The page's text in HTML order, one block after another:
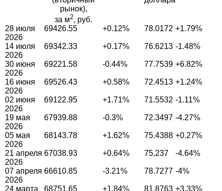
рынок),
за м2, руб.
28 июля
2026
69426.55 +0.12% 78.0172 +1.79%
14 июля
2026
69342.33 +0.17% 76.6213 -1.48%
30 июня
2026
69221.58 -0.44% 77.7539 +6.82%
16 июня
2026
69526.43 +0.58% 72.4513 +1.24%
02 июня
2026
69122.95 +1.71% 71.5532 -1.11%
19 мая
2026
67939.88 -0.3% 72.3497 -4.27%
05 мая
2026
68143.78 +1.62% 75.4388 +0.27%
21 апреля
2026
67038.93 +0.64% 75.237 -4.64%
07 апреля
2026
66610.85 -3.21% 78.7277 -4%
24 марта
68751.65 +1.84% 81.8763 +3.33%